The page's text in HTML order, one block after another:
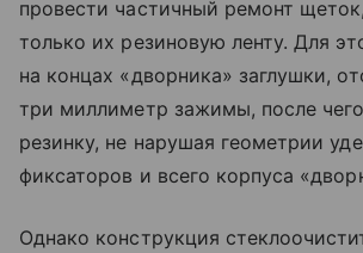
провести частичный ремонт
только их резиновую ленту. Для
на концах «дворника» заглушки,
три миллиметр зажимы, после
резинку, не нарушая геометрии
фиксаторов и всего корпуса
Однако конструкция